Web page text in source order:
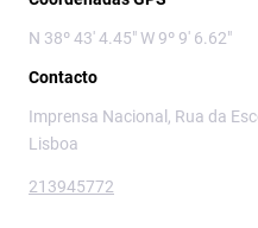
N 38º 43' 4.45" W 9º 9' 6.62"
Contacto
Imprensa Nacional, Rua da
Lisboa
213945772